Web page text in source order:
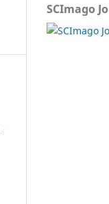
SCImago